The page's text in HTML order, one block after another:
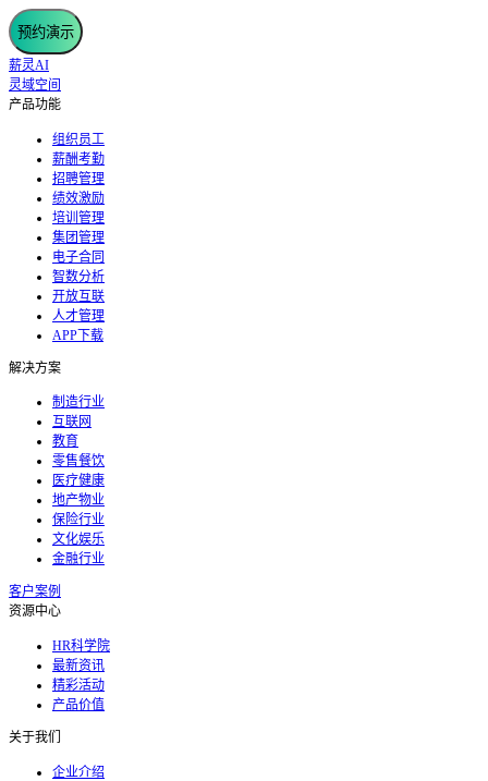
预约演示
薪灵AI
灵域空间
产品功能
组织员工
薪酬考勤
招聘管理
绩效激励
培训管理
集团管理
电子合同
智数分析
开放互联
人才管理
APP下载
解决方案
制造行业
互联网
教育
零售餐饮
医疗健康
地产物业
保险行业
文化娱乐
金融行业
客户案例
资源中心
HR科学院
最新资讯
精彩活动
产品价值
关于我们
企业介绍